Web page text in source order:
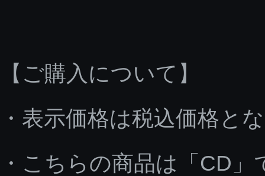
【ご購入について】
・表示価格は税込価格と
・こちらの商品は「CD